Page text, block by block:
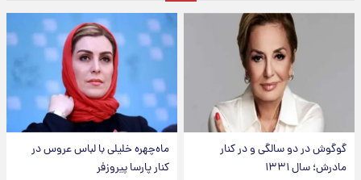
گوگوش در دو سالگی و در کنار
مادرش؛ سال ۱۳۳۱
ماه‌چهره خلیلی با لباس عروس در
کنار پارسا پیروزفر